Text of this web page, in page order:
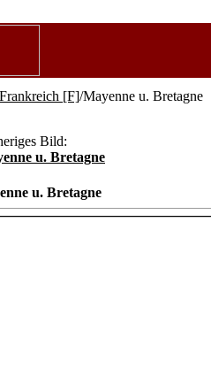
Frankreich [F]/Mayenne u. Bretagne
Bild:
u. Bretagne
u. Bretagne